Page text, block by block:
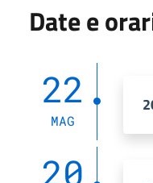
Date e
22
MAG
20